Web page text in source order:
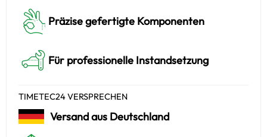
Präzise gefertigte Komponenten
Für professionelle Instandsetzung
TIMETEC24 VERSPRECHEN
Versand aus Deutschland